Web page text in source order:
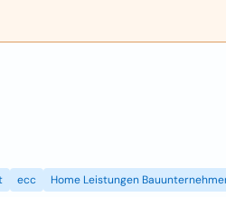
ecc Home Leistungen